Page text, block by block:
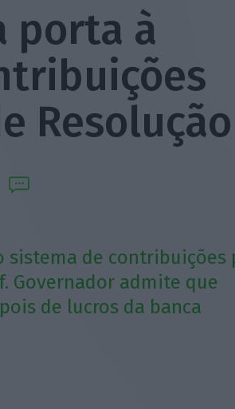
porta à
Resolução
sistema de contribuições
Governador admite que
de lucros da banca